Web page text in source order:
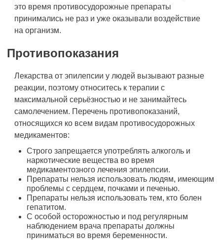
это время противосудорожные препараты
принимались не раз и уже оказывали воздействие
на организм.
Противопоказания
Лекарства от эпилепсии у людей вызывают разные
реакции, поэтому относитесь к терапии с
максимальной серьёзностью и не занимайтесь
самолечением. Перечень противопоказаний,
относящихся ко всем видам противосудорожных
медикаментов:
Строго запрещается употреблять алкоголь и
наркотические вещества во время
медикаментозного лечения эпилепсии.
Препараты нельзя использовать людям, имеющим
проблемы с сердцем, почками и печенью.
Препараты нельзя использовать тем, кто болен
гепатитом.
С особой осторожностью и под регулярным
наблюдением врача препараты должны
приниматься во время беременности.